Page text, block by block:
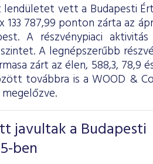
vett a Budapesti
787,99 ponton zárta az
A részvénypiaci
A legnépszerűbb
zárt az élen, 588,3,
továbbra is a WOOD &
javultak a Budapesti
ben